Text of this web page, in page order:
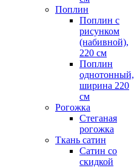
Поплин
Поплин с
рисунком
(набивной),
220 см
Поплин
однотонный,
ширина 220
см
Рогожка
Стеганая
рогожка
Ткань сатин
Сатин со
скидкой